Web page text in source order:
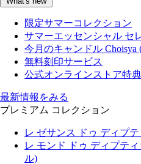
限定サマーコレクション
サマーエッセンシャル セ
今月のキャンドル Choisya
無料刻印サービス
公式オンラインストア特典
最新情報をみる
プレミアム コレクション
レ ゼサンス ドゥ ディプ
レ モンド ドゥ ディプテ
ル)